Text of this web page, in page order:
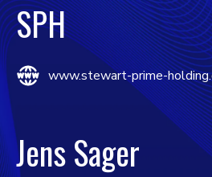
SPH
www.stewart-prime-
Jens Sager